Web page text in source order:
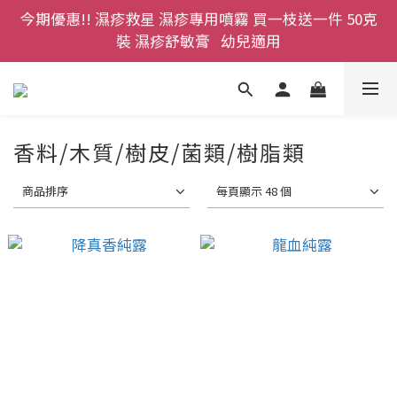
登記成為網店會員，即送$50購物金即刻用!!
首次購買 啤酒花咖啡因洗髮液 享8折優惠 不限購買量
裝 濕疹舒敏膏   幼兒適用
登記成為網店會員，即送$50購物金即刻用!!
首次購買 啤酒花咖啡因洗髮液 享8折優惠 不限購買量
香料/木質/樹皮/菌類/樹脂類
商品排序 每頁顯示 48 個